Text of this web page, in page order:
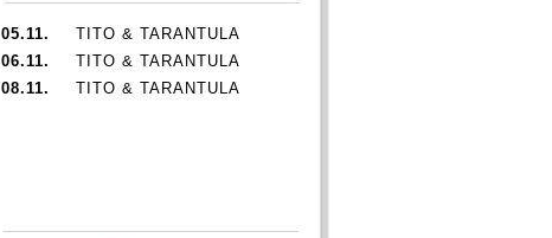
05.11.
TITO & TARANTULA
06.11.
TITO & TARANTULA
08.11.
TITO & TARANTULA